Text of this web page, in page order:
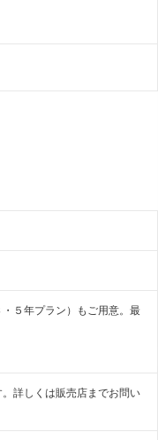
５年プラン）もご用意。最
詳しくは販売店までお問い